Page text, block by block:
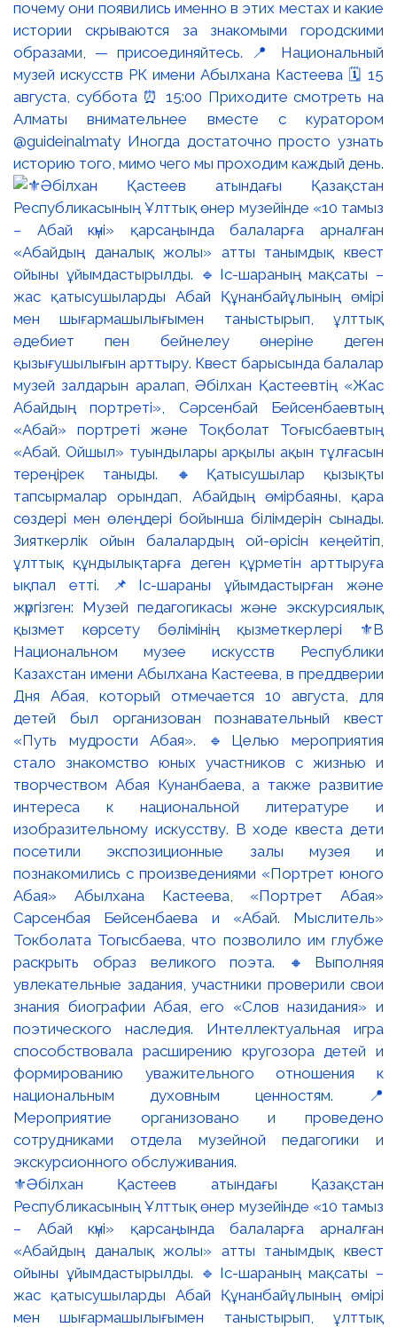
почему они появились именно в этих местах и какие
истории скрываются за знакомыми городскими
образами, — присоединяйтесь. 📍 Национальный
музей искусств РК имени Абылхана Кастеева 🗓 15
августа, суббота ⏰ 15:00 Приходите смотреть на
Алматы внимательнее вместе с куратором
@guideinalmaty Иногда достаточно просто узнать
историю того, мимо чего мы проходим каждый день.
⚜️Әбілхан Қастеев атындағы Қазақстан
Республикасының Ұлттық өнер музейінде «10 тамыз
– Абай күні» қарсаңында балаларға арналған
«Абайдың даналық жолы» атты танымдық квест
ойыны ұйымдастырылды. 🔹Іс-шараның мақсаты –
жас қатысушыларды Абай Құнанбайұлының өмірі
мен шығармашылығымен таныстырып, ұлттық